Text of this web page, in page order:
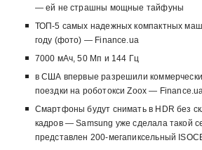
— ей не страшны мощные тайфуны
ТОП-5 самых надежных компактных
году (фото) — Finance.ua
7000 мАч, 50 Мп и 144 Гц
в США впервые разрешили
поездки на роботокси Zoox —
Смартфоны будут снимать в HDR без
кадров — Samsung уже сделала такой
представлен 200-мегапиксельный